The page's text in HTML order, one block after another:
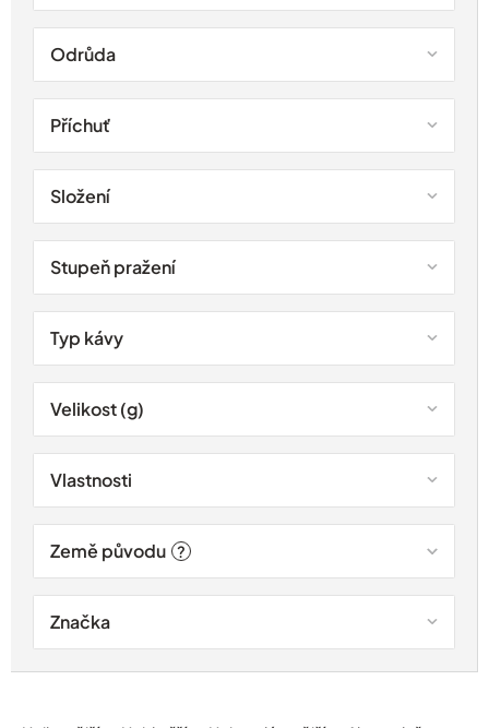
Odrůda
Příchuť
Složení
Stupeň pražení
Typ kávy
Velikost (g)
Vlastnosti
Země původu ?
Značka